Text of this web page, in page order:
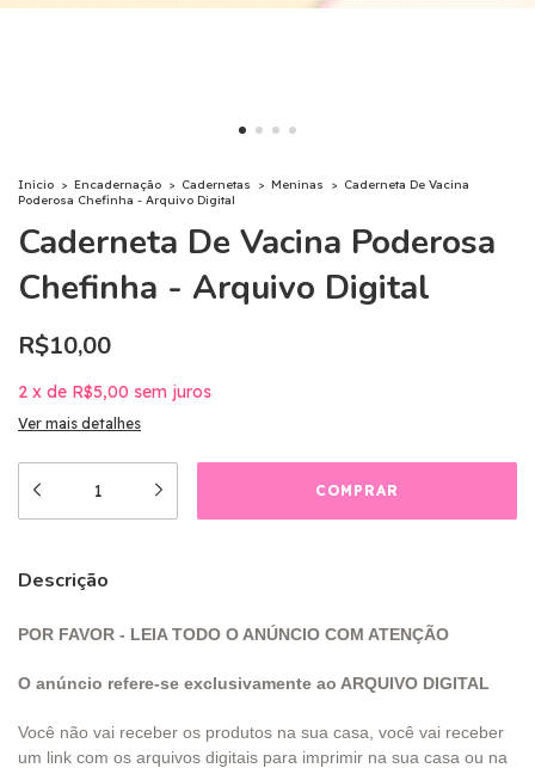
Início > Encadernação > Cadernetas > Meninas > Caderneta De Vacina
Poderosa Chefinha - Arquivo Digital
Caderneta De Vacina Poderosa
Chefinha - Arquivo Digital
R$10,00
2 x de R$5,00 sem juros
Ver mais detalhes
Descrição
POR FAVOR - LEIA TODO O ANÚNCIO COM ATENÇÃO
O anúncio refere-se exclusivamente ao ARQUIVO DIGITAL
Você não vai receber os produtos na sua casa, você vai receber
um link com os arquivos digitais para imprimir na sua casa ou na